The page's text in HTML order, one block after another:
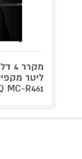
ליטר
MC-R461